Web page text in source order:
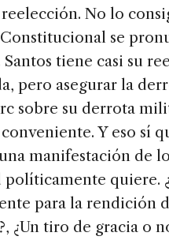
reelección. No lo
se
Santos tiene casi su
pero asegurar la
sobre su derrota
Y eso sí
manifestación de
políticamente quiere.
para la rendición
¿Un tiro de gracia o